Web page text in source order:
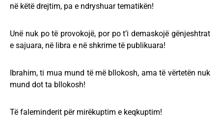
në këtë drejtim, pa e ndryshuar tematikën!
Unë nuk po të provokojë, por po t’i demaskojë gënjeshtrat
e sajuara, në libra e në shkrime të publikuara!
Ibrahim, ti mua mund të më bllokosh, ama të vërtetën nuk
mund dot ta bllokosh!
Të faleminderit për mirëkuptim e keqkuptim!